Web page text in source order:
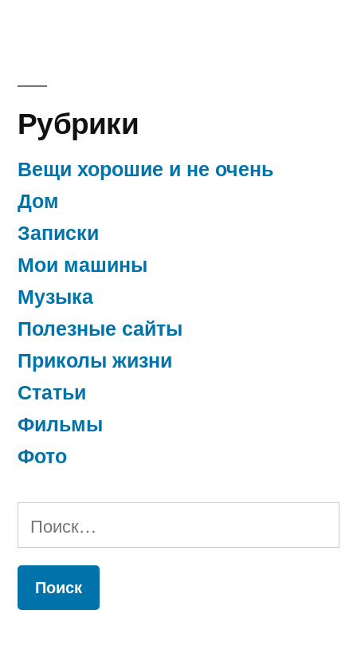
Рубрики
Вещи хорошие и не очень
Дом
Записки
Мои машины
Музыка
Полезные сайты
Приколы жизни
Статьи
Фильмы
Фото
Найти: